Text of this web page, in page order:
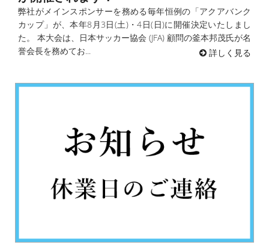
弊社がメインスポンサーを務める毎年恒例の「アクアバンク
カップ」が、本年8月3日(土)・4日(日)に開催決定いたしまし
た。 本大会は、日本サッカー協会 (JFA) 顧問の釜本邦茂氏が名
誉会長を務めてお...
詳しく見る